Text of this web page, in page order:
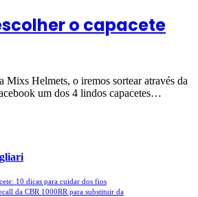
o capacete
Mixs Helmets, o iremos sortear através da
um dos 4 lindos capacetes…
10 dicas para cuidar dos fios
da CBR 1000RR para substituir da